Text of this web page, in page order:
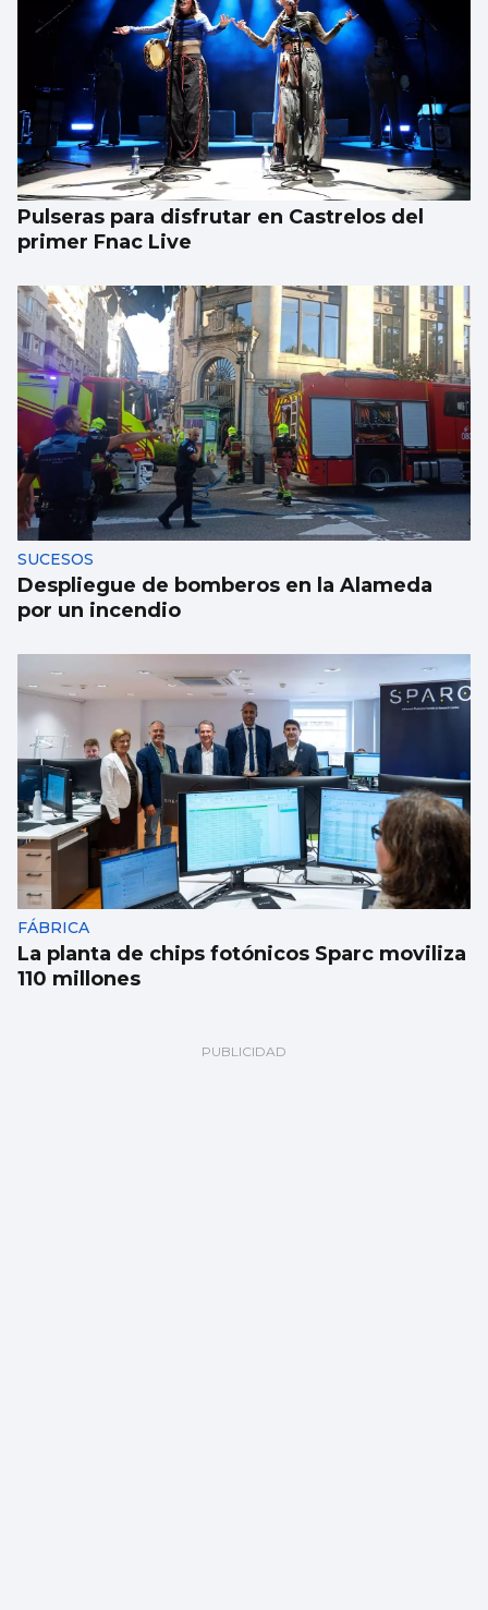
Récord de personas afiliadas en Vigo y
provincia en julio aunque sube el paro
Pulseras para disfrutar en Castrelos del
primer Fnac Live
SUCESOS
Despliegue de bomberos en la Alameda
por un incendio
FÁBRICA
La planta de chips fotónicos Sparc moviliza
110 millones